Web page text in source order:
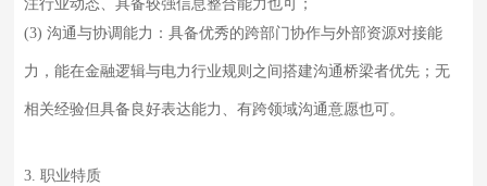
注行业动态、具备较强信息整合能力也可；
(3) 沟通与协调能力：具备优秀的跨部门协作与外部资源对接能
力，能在金融逻辑与电力行业规则之间搭建沟通桥梁者优先；无
相关经验但具备良好表达能力、有跨领域沟通意愿也可。
3. 职业特质